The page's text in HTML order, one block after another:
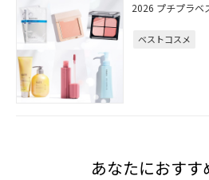
2026 プチプラベ
ベストコスメ
あなたにおすす